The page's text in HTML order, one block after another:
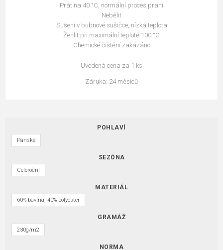
Prát na 40 °C, normální proces praní
Nebělit
Sušení v bubnové sušičce, nízká teplota
Žehlit při maximální teplotě 100 °C
Chemické čištění zakázáno
Uvedená cena za 1 ks
Záruka: 24 měsíců
POHLAVÍ
Pánské
SEZÓNA
Celoroční
MATERIÁL
60% bavlna, 40% polyester
GRAMÁŽ
230g/m2
NORMA